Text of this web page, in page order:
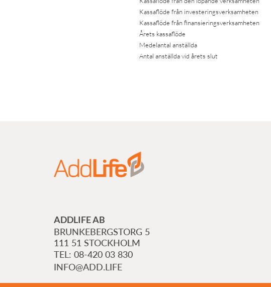
Kassaflöde från investeringsverksamheten
Kassaflöde från finansieringsverksamheten
Årets kassaflöde
Medelantal anställda
Antal anställda vid årets slut
ADDLIFE AB
BRUNKEBERGSTORG 5
111 51 STOCKHOLM
08-420 03 830
INFO@ADD.LIFE